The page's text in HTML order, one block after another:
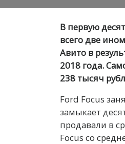
В первую
всего две
Авито в
2018 года.
238 тысяч
Ford Focus
замыкает
продавали в
Focus со